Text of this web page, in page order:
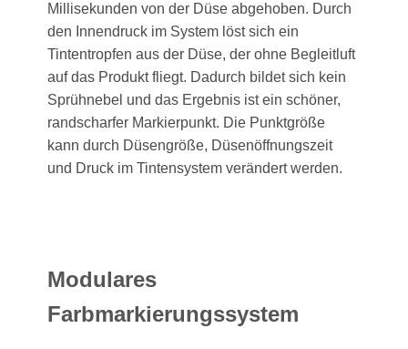
Millisekunden von der Düse abgehoben. Durch
den Innendruck im System löst sich ein
Tintentropfen aus der Düse, der ohne Begleitluft
auf das Produkt fliegt. Dadurch bildet sich kein
Sprühnebel und das Ergebnis ist ein schöner,
randscharfer Markierpunkt. Die Punktgröße
kann durch Düsengröße, Düsenöffnungszeit
und Druck im Tintensystem verändert werden.
Modulares
Farbmarkierungssystem